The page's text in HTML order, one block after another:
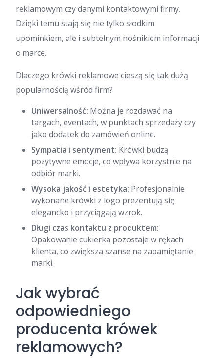
reklamowym czy danymi kontaktowymi firmy.
Dzięki temu stają się nie tylko słodkim
upominkiem, ale i subtelnym nośnikiem informacji
o marce.
Dlaczego krówki reklamowe cieszą się tak dużą
popularnością wśród firm?
Uniwersalność: Można je rozdawać na
targach, eventach, w punktach sprzedaży czy
jako dodatek do zamówień online.
Sympatia i sentyment: Krówki budzą
pozytywne emocje, co wpływa korzystnie na
odbiór marki.
Wysoka jakość i estetyka: Profesjonalnie
wykonane krówki z logo prezentują się
elegancko i przyciągają wzrok.
Długi czas kontaktu z produktem:
Opakowanie cukierka pozostaje w rękach
klienta, co zwiększa szanse na zapamiętanie
marki.
Jak wybrać
odpowiedniego
producenta krówek
reklamowych?